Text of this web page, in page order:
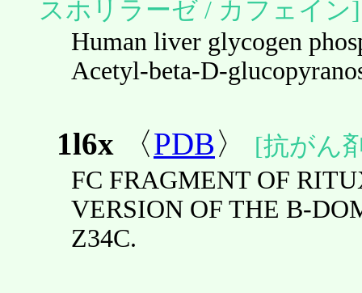
スホリラーゼ / カフェイン]
Human liver glycogen
Acetyl-beta-D-
1l6x 〈PDB〉
[抗がん
FC FRAGMENT OF
VERSION OF THE B-
Z34C.